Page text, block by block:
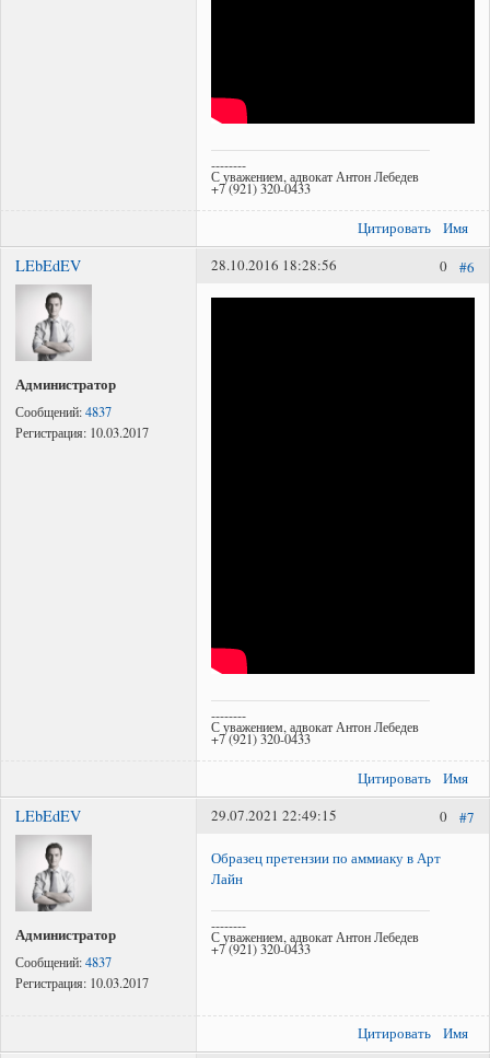
--------
С уважением, адвокат Антон Лебедев
+7 (921) 320-0433
Цитировать Имя
LEbEdEV
Администратор
Сообщений:4837
Регистрация: 10.03.2017
#6
0
28.10.2016 18:28:56
--------
С уважением, адвокат Антон Лебедев
+7 (921) 320-0433
Цитировать Имя
LEbEdEV
Администратор
Сообщений:4837
Регистрация: 10.03.2017
#7
0
29.07.2021 22:49:15
Образец претензии по аммиаку в Арт
Лайн
--------
С уважением, адвокат Антон Лебедев
+7 (921) 320-0433
Цитировать Имя